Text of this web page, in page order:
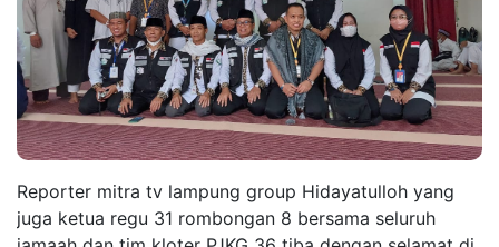
Reporter mitra tv lampung group Hidayatulloh yang
juga ketua regu 31 rombongan 8 bersama seluruh